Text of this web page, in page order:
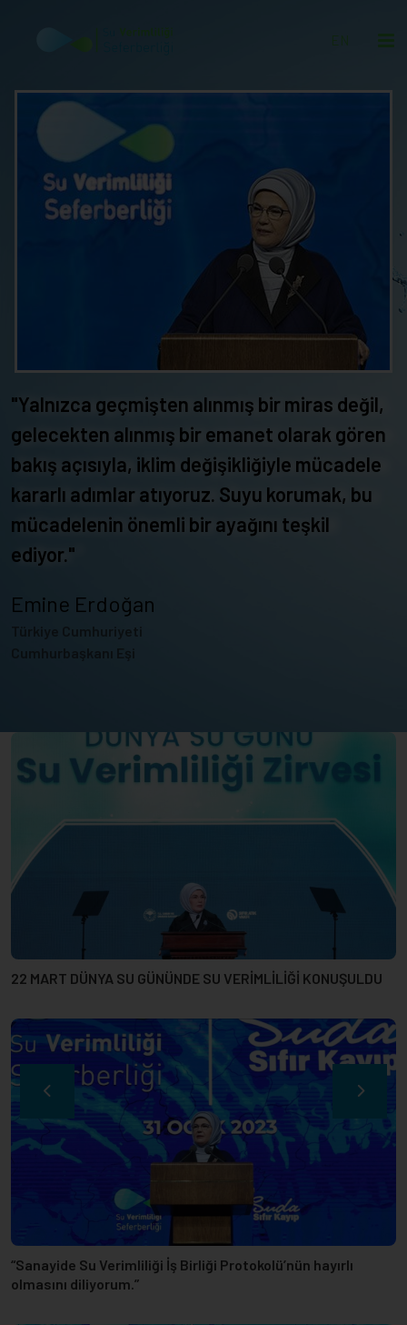
EN
"Yalnızca geçmişten alınmış bir miras değil,
gelecekten alınmış bir emanet olarak gören
bakış açısıyla, iklim değişikliğiyle mücadele
kararlı adımlar atıyoruz. Suyu korumak, bu
mücadelenin önemli bir ayağını teşkil
ediyor."
Emine Erdoğan
Emine Erdoğan, “Su Verimliliği Seferberliği” tanıtım
Emine Erdoğan: Sessiz felaketle mücadele için gelin hep